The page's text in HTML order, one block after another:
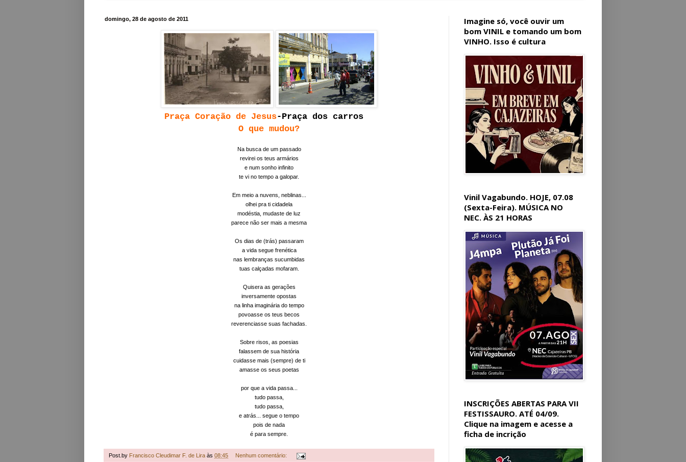
domingo, 28 de agosto de 2011
Praça Coração de Jesus-Praça dos carros
O que mudou?
Na busca de um passado
revirei os teus armários
e num sonho infinito
te vi no tempo a galopar.
Em meio a nuvens, neblinas...
olhei pra ti cidadela
modéstia, mudaste de luz
parece não ser mais a mesma
Os dias de (trás) passaram
a vida segue frenética
nas lembranças sucumbidas
tuas calçadas mofaram.
Quisera as gerações
inversamente opostas
na linha imaginária do tempo
povoasse os teus becos
reverenciasse suas fachadas.
Sobre risos, as poesias
falassem de sua história
cuidasse mais (sempre) de ti
amasse os seus poetas
por que a vida passa...
tudo passa,
tudo passa,
e atrás... segue o tempo
pois de nada
é para sempre.
Post.by Francisco Cleudimar F. de Lira às 08:45 Nenhum comentário:
Imagine só, você ouvir um
bom VINIL e tomando um bom
VINHO. Isso é cultura
Vinil Vagabundo. HOJE, 07.08
(Sexta-Feira). MÚSICA NO
NEC. ÀS 21 HORAS
INSCRIÇÕES ABERTAS PARA VII
FESTISSAURO. ATÉ 04/09.
Clique na imagem e acesse a
ficha de incrição